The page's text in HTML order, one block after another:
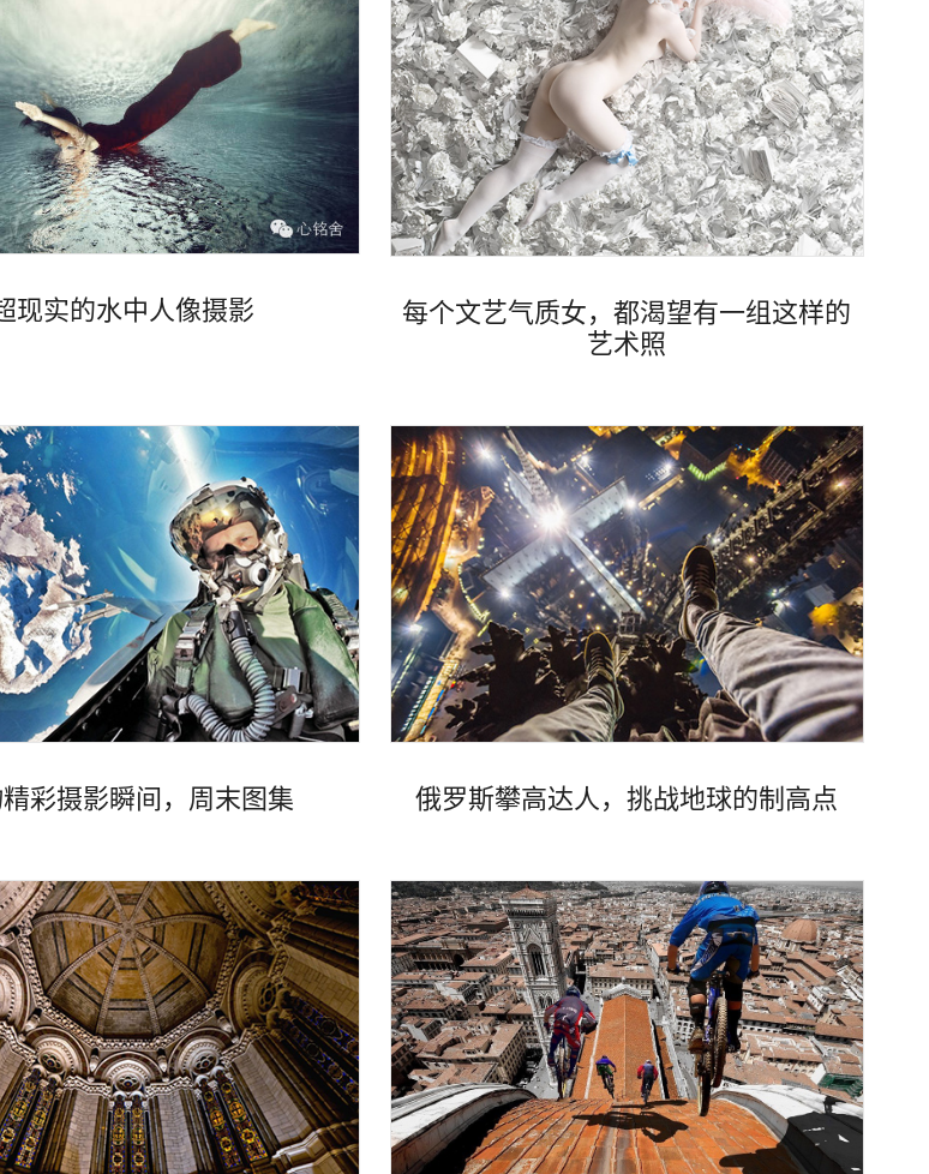
Views
现实的水中人像摄影
Views
每个文艺气质女，都渴望有一组这样的
艺术照
Views
精彩摄影瞬间，周末图集
Views
俄罗斯攀高达人，挑战地球的制高点
Views Views